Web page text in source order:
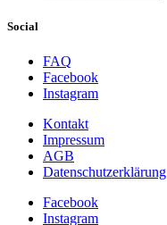
Social
FAQ
Facebook
Instagram
Kontakt
Impressum
AGB
Datenschutzerklärung
Facebook
Instagram